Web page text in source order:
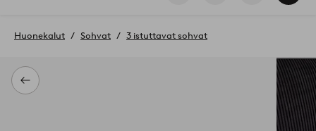
aloitussivulle
Takaisin
Huonekalut Sohvat 3 istuttavat sohvat